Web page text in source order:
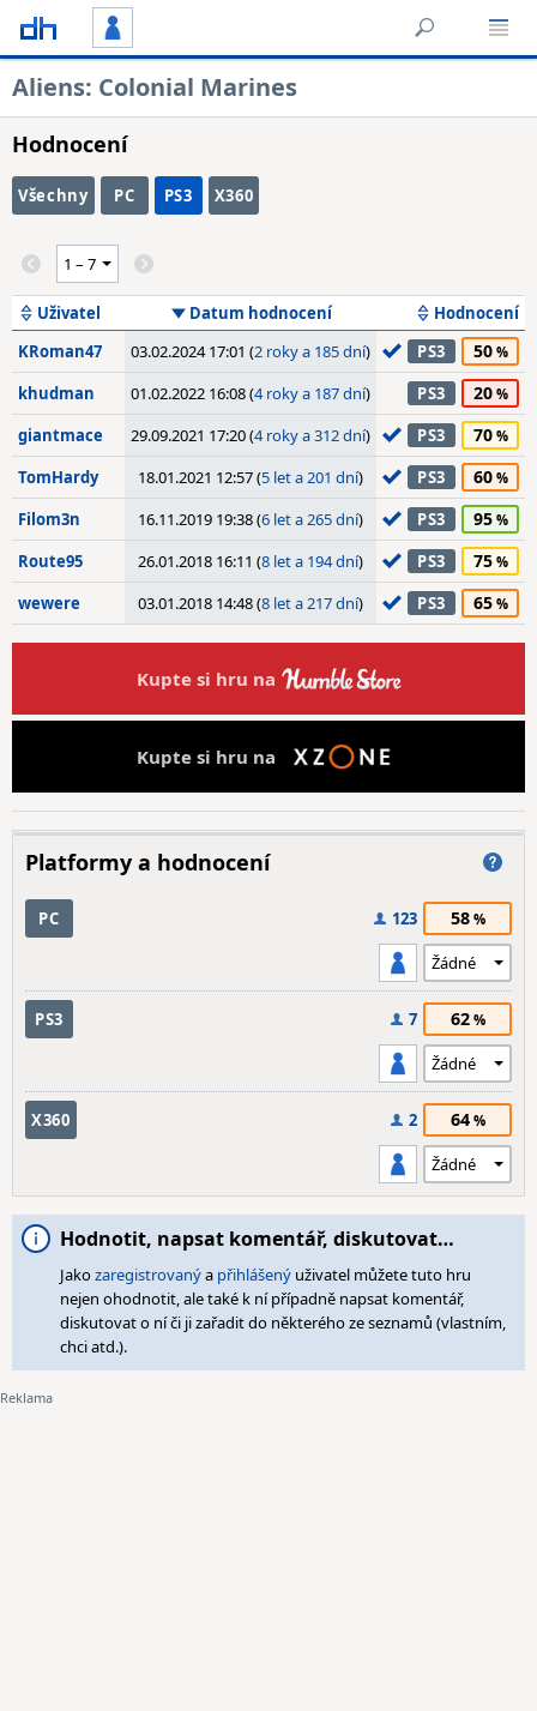
Aliens: Colonial Marines
Hodnocení
Všechny PC PS3 X360
Uživatel Datum hodnocení
Hodnocení
KRoman47
03.02.2024 17:01 (2 roky a 185 dní) PS3 50
khudman 01.02.2022 16:08 (4 roky a 187 dní) PS3 20
giantmace 29.09.2021 17:20 (4 roky a 312 dní) PS3 70
TomHardy 18.01.2021 12:57 (5 let a 201 dní) PS3 60
Filom3n 16.11.2019 19:38 (6 let a 265 dní) PS3 95
Route95 26.01.2018 16:11 (8 let a 194 dní) PS3 75
wewere 03.01.2018 14:48 (8 let a 217 dní) PS3 65
Kupte si hru na
Kupte si hru na
Platformy a hodnocení
PC 123 58
PS3 7 62
X360 2 64
Hodnotit, napsat komentář, diskutovat…
Jakozaregistrovanýa přihlášený uživatel můžete tuto hru
nejen ohodnotit, ale také k ní případně napsat komentář,
diskutovat o ní či ji zařadit do některého ze seznamů (vlastním,
chci atd.).